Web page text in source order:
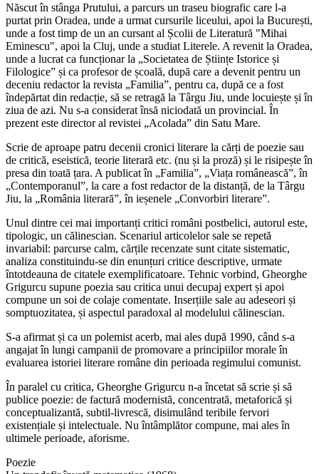
Născut în stânga Prutului, a parcurs un traseu biografic care l-a
purtat prin Oradea, unde a urmat cursurile liceului, apoi la București,
unde a fost timp de un an cursant al Școlii de Literatură "Мihai
Eminescu", apoi la Cluj, unde a studiat Literele. A revenit la Oradea,
unde a lucrat ca funcționar la „Societatea de Științe Istorice și
Filologice” și ca profesor de școală, după care a devenit pentru un
deceniu redactor la revista „Familia”, pentru ca, după ce a fost
îndepărtat din redacție, să se retragă la Târgu Jiu, unde locuiește și în
ziua de azi. Nu s-a considerat însă niciodată un provincial. În
prezent este director al revistei „Acolada” din Satu Mare.
Scrie de aproape patru decenii cronici literare la cărți de poezie sau
de critică, eseistică, teorie literară etc. (nu și la proză) și le risipește în
presa din toată țara. A publicat în „Familia”, „Viața românească”, în
„Contemporanul”, la care a fost redactor de la distanță, de la Târgu
Jiu, la „România literară”, în ieșenele „Convorbiri literare”.
Unul dintre cei mai importanți critici români postbelici, autorul este,
tipologic, un călinescian. Scenariul articolelor sale se repetă
invariabil: parcurse calm, cărțile recenzate sunt citate sistematic,
analiza constituindu-se din enunțuri critice descriptive, urmate
întotdeauna de citatele exemplificatoare. Tehnic vorbind, Gheorghe
Grigurcu supune poezia sau critica unui decupaj expert și apoi
compune un soi de colaje comentate. Inserțiile sale au adeseori și
somptuozitatea, și aspectul paradoxal al modelului călinescian.
S-a afirmat și ca un polemist acerb, mai ales după 1990, când s-a
angajat în lungi campanii de promovare a principiilor morale în
evaluarea istoriei literare române din perioada regimului comunist.
În paralel cu critica, Gheorghe Grigurcu n-a încetat să scrie și să
publice poezie: de factură modernistă, concentrată, metaforică și
conceptualizantă, subtil-livrescă, disimulând teribile fervori
existențiale și intelectuale. Nu întâmplător compune, mai ales în
ultimele perioade, aforisme.
Poezie